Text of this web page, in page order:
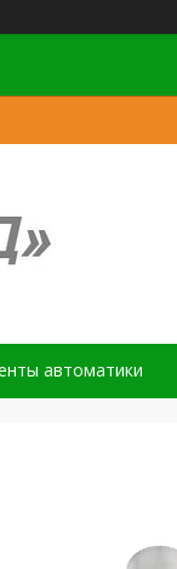
автоматики